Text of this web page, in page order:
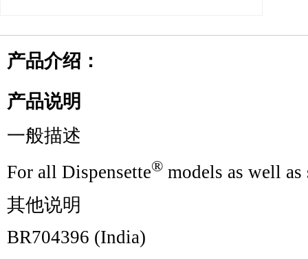
产品介绍：
产品说明
一般描述
For all Dispensette® models as well
其他说明
BR704396 (India)